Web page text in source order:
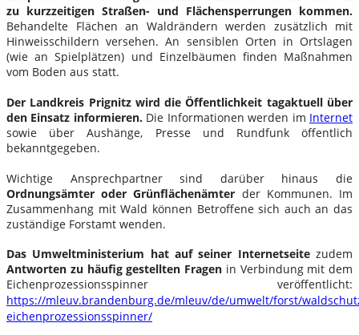
zu kurzzeitigen Straßen- und Flächensperrungen kommen.
Behandelte Flächen an Waldrändern werden zusätzlich mit
Hinweisschildern versehen. An sensiblen Orten in Ortslagen
(wie an Spielplätzen) und Einzelbäumen finden Maßnahmen
vom Boden aus statt.
Der Landkreis Prignitz wird die Öffentlichkeit tagaktuell über
den Einsatz informieren.Die Informationen werden im Internet
sowie über Aushänge, Presse und Rundfunk öffentlich
bekanntgegeben.
Wichtige Ansprechpartner sind darüber hinaus die
Ordnungsämter oder Grünflächenämter der Kommunen. Im
Zusammenhang mit Wald können Betroffene sich auch an das
zuständige Forstamt wenden.
Das Umweltministerium hat auf seiner Internetseitezudem
Antworten zu häufig gestellten Fragen in Verbindung mit dem
Eichenprozessionsspinner veröffentlicht:
https://mleuv.brandenburg.de/mleuv/de/umwelt/forst/
eichenprozessionsspinner/